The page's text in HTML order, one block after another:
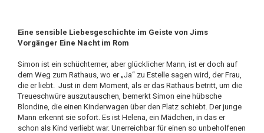
Eine sensible Liebesgeschichte im Geiste von Jims
Vorgänger Eine Nacht im Rom
Simon ist ein schüchterner, aber glücklicher Mann, ist er doch auf
dem Weg zum Rathaus, wo er „Ja“ zu Estelle sagen wird, der Frau,
die er liebt. Just in dem Moment, als er das Rathaus betritt, um die
Treueschwüre auszutauschen, bemerkt Simon eine hübsche
Blondine, die einen Kinderwagen über den Platz schiebt. Der junge
Mann erkennt sie sofort. Es ist Helena, ein Mädchen, in das er
schon als Kind verliebt war. Unerreichbar für einen so unbeholfenen